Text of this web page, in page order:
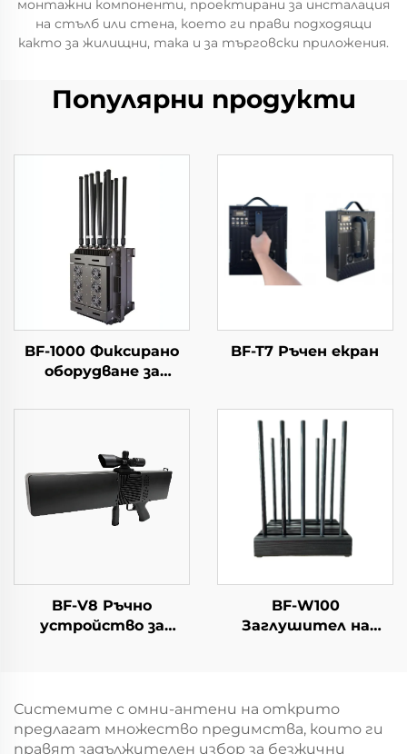
монтажни компоненти, проектирани за инсталация
на стълб или стена, което ги прави подходящи
както за жилищни, така и за търговски приложения.
Популярни продукти
BF-1000 Фиксирано
оборудване за
противодроново
BF-T7 Ръчен екран
BF-V8 Ръчно
устройство за
определяне на
посоката)
BF-W100
Заглушител на
Системите с омни-антени на открито
предлагат множество предимства, които ги
правят задължителен избор за безжични